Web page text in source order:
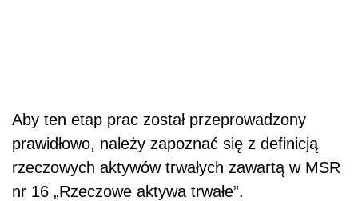
Aby ten etap prac został przeprowadzony
prawidłowo, należy zapoznać się z definicją
rzeczowych aktywów trwałych zawartą w MSR
nr 16 „Rzeczowe aktywa trwałe”.